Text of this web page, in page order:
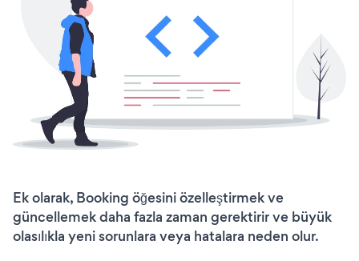
Ek olarak, Booking öğesini özelleştirmek ve
güncellemek daha fazla zaman gerektirir ve büyük
olasılıkla yeni sorunlara veya hatalara neden olur.